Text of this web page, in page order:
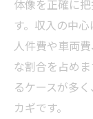
ぐ
看護
訪問
法
小
体像を正確に
す。収入の中
人件費や車両
な割合を占め
るケースが多
カギです。